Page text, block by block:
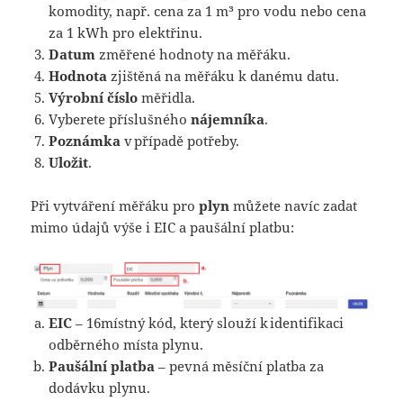
komodity, např. cena za 1 m³ pro vodu nebo cena
za 1 kWh pro elektřinu.
Datum změřené hodnoty na měřáku.
Hodnota zjištěná na měřáku k danému datu.
Výrobní číslo měřidla.
Vyberete příslušnéhonájemníka.
Poznámka v případě potřeby.
Uložit.
Při vytváření měřáku proplyn můžete navíc zadat
mimo údajů výše i EIC a paušální platbu:
EIC – 16místný kód, který slouží k identifikaci
odběrného místa plynu.
Paušální platba – pevná měsíční platba za
dodávku plynu.